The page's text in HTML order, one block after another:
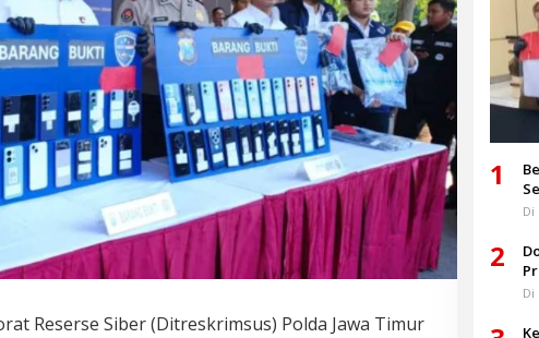
Reserse Siber (Ditreskrimsus) Polda Jawa Timur
1
Di
2
Di